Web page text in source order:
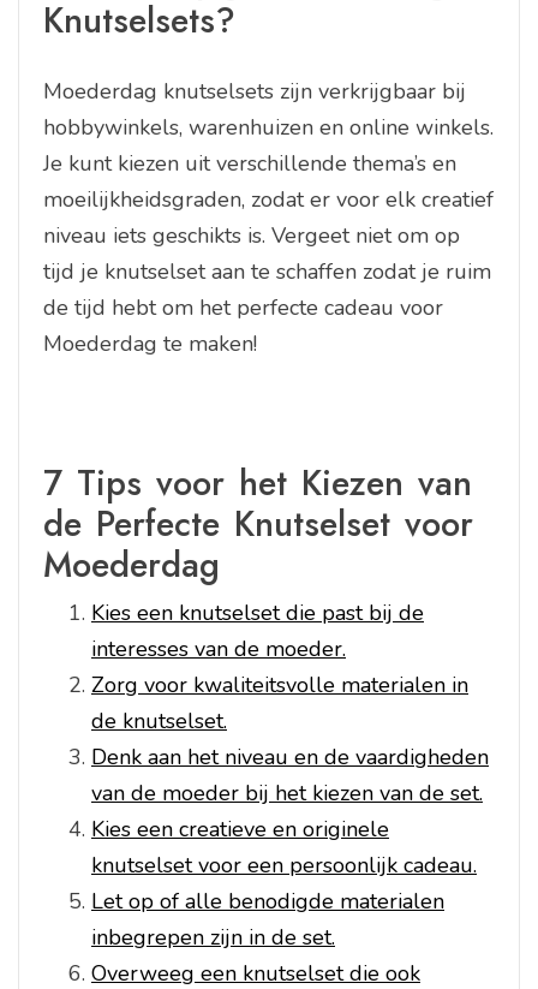
Knutselsets?
Moederdag knutselsets zijn verkrijgbaar bij
hobbywinkels, warenhuizen en online winkels.
Je kunt kiezen uit verschillende thema’s en
moeilijkheidsgraden, zodat er voor elk creatief
niveau iets geschikts is. Vergeet niet om op
tijd je knutselset aan te schaffen zodat je ruim
de tijd hebt om het perfecte cadeau voor
Moederdag te maken!
7 Tips voor het Kiezen van
de Perfecte Knutselset voor
Moederdag
Kies een knutselset die past bij de
interesses van de moeder.
Zorg voor kwaliteitsvolle materialen in
de knutselset.
Denk aan het niveau en de vaardigheden
van de moeder bij het kiezen van de set.
Kies een creatieve en originele
knutselset voor een persoonlijk cadeau.
Let op of alle benodigde materialen
inbegrepen zijn in de set.
Overweeg een knutselset die ook